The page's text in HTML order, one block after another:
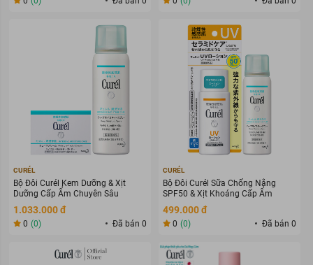
CURÉL
Bộ Đôi Curél Kem Dưỡng & Xịt
Dưỡng Cấp Ẩm Chuyên Sâu
1.033.000 đ
0 (0) Đã bán 0
CURÉL
Bộ Đôi Curél Sữa Chống Nắng
SPF50 & Xịt Khoáng Cấp Ẩm
499.000 đ
0 (0) Đã bán 0